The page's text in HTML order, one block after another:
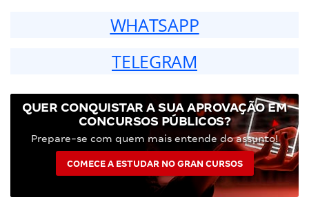
WHATSAPP
TELEGRAM
QUER CONQUISTAR A SUA APROVAÇÃO EM
CONCURSOS PÚBLICOS?
Prepare-se com quem mais entende do assunto!
COMECE A ESTUDAR NO GRAN CURSOS